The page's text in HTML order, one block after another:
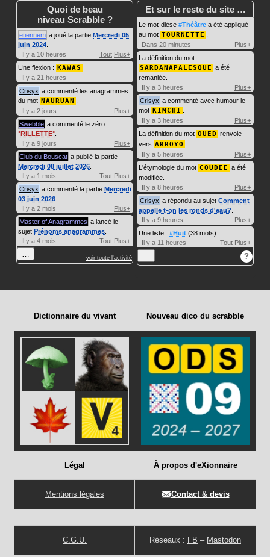
Quoi de beau
niveau Scrabble ?
etiennem a joué la partie Mercredi 05
juin 2024
Il y a 10 heures
Tout Plus+
Une flexion : KAWAS
Il y a 21 heures
Crisyx a commenté les anagrammes
du mot NAURUAN
Il y a 2 jours
Plus+
Swebble a commenté le zéro
RILLETTE
Il y a 9 jours
Plus+
Club du Bouscat a publié la partie
Mercredi 08 juillet 2026
Il y a 1 mois
Tout Plus+
Crisyx a commenté la partie Mercredi
03 juin 2026
Il y a 2 mois
Plus+
Master of Anagrammes a lancé le
sujet Prénoms anagrammes
Il y a 4 mois
Tout Plus+
voir toute l'activité
Et sur le reste du site …
Le mot-dièse #Théâtre a été appliqué
au mot TOURNETTE
Dans 20 minutes
Plus+
La définition du mot
SARDANAPALESQUE a été
remaniée.
Il y a 3 heures
Plus+
Crisyx a commenté avec humour le
mot KIMCHI
Il y a 3 heures
Plus+
La définition du mot OUED renvoie
vers ARROYO
Il y a 5 heures
Plus+
L'étymologie du mot COUDÉE a été
modifiée.
Il y a 8 heures
Plus+
Crisyx a répondu au sujet Comment
appelle t-on les ronds d'eau?
Il y a 9 heures
Plus+
Une liste : #Huit (38 mots)
Il y a 11 heures
Tout Plus+
?
Dictionnaire du vivant Nouveau dico du scrabble
Légal
Mentions légales
C.G.U.
À propos d'eXionnaire
Contact & devis
Réseaux : FB – Mastodon